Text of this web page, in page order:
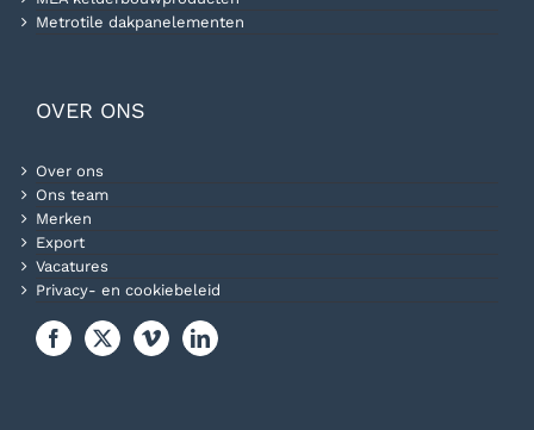
Metrotile dakpanelementen
OVER ONS
Over ons
Ons team
Merken
Export
Vacatures
Privacy- en cookiebeleid